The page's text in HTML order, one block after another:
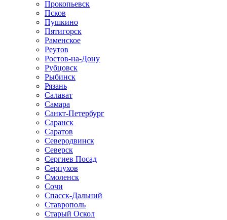
Прокопьевск
Псков
Пушкино
Пятигорск
Раменское
Реутов
Ростов-на-Дону
Рубцовск
Рыбинск
Рязань
Салават
Самара
Санкт-Петербург
Саранск
Саратов
Северодвинск
Северск
Сергиев Посад
Серпухов
Смоленск
Сочи
Спасск-Дальний
Ставрополь
Старый Оскол